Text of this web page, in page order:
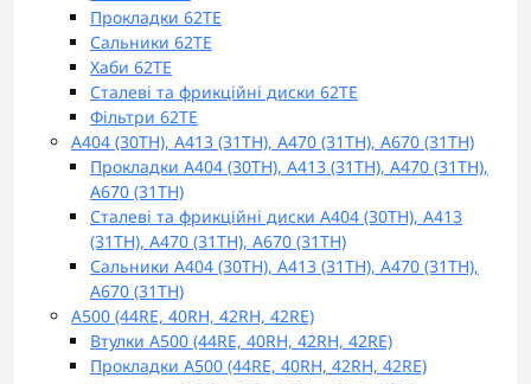
Прокладки 62TE
Сальники 62TE
Хаби 62TE
Сталеві та фрикційні диски 62TE
Фільтри 62TE
A404 (30TH), A413 (31TH), A470 (31TH), A670 (31TH)
Прокладки A404 (30TH), A413 (31TH), A470 (31TH),
A670 (31TH)
Сталеві та фрикційні диски A404 (30TH), A413
(31TH), A470 (31TH), A670 (31TH)
Сальники A404 (30TH), A413 (31TH), A470 (31TH),
A670 (31TH)
A500 (44RE, 40RH, 42RH, 42RE)
Втулки A500 (44RE, 40RH, 42RH, 42RE)
Прокладки A500 (44RE, 40RH, 42RH, 42RE)